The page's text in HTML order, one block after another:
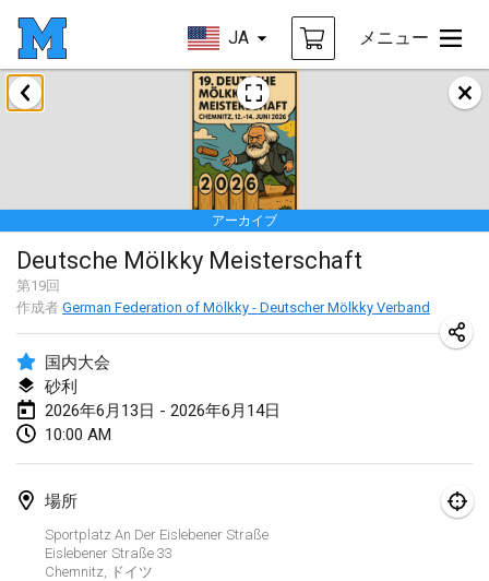
JA メニュー
アーカイブ
Deutsche Mölkky Meisterschaft
第19回
作成者 German Federation of Mölkky - Deutscher Mölkky Verband
国内大会
砂利
2026年6月13日 - 2026年6月14日
10:00 AM
場所
Sportplatz An Der Eislebener Straße
Eislebener Straße 33
Chemnitz
ドイツ
2026年1月
Tournoi de la bonne année
フランス
Open de Boulay Triplette
2026年1月17日|フランス
Concours de Honnelles
2026年1月18日|ベルギー
Tournoi de Mölkky - Lesfous Dubâtonvaigeois
2026年1月31日|フランス
2026年2月1日|